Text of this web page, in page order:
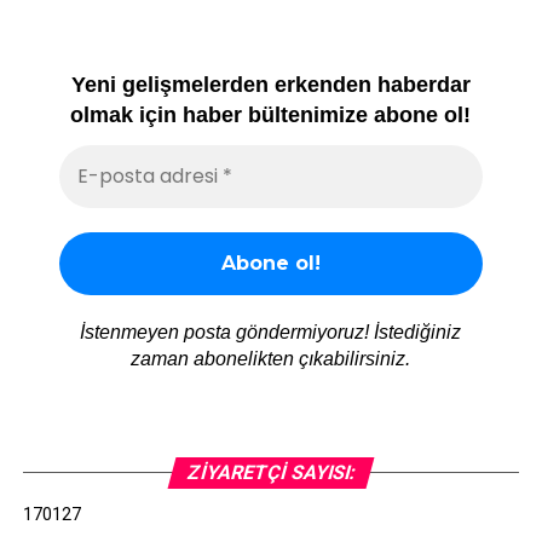
Yeni gelişmelerden erkenden haberdar
olmak için haber bültenimize abone ol!
İstenmeyen posta göndermiyoruz! İstediğiniz
zaman abonelikten çıkabilirsiniz.
ZIYARETÇI SAYISI:
170127